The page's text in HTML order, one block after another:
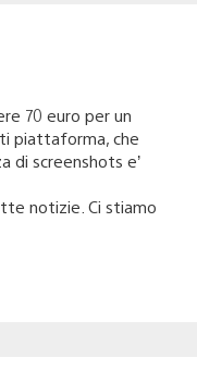
70 euro per un
piattaforma, che
di screenshots e’
notizie. Ci stiamo